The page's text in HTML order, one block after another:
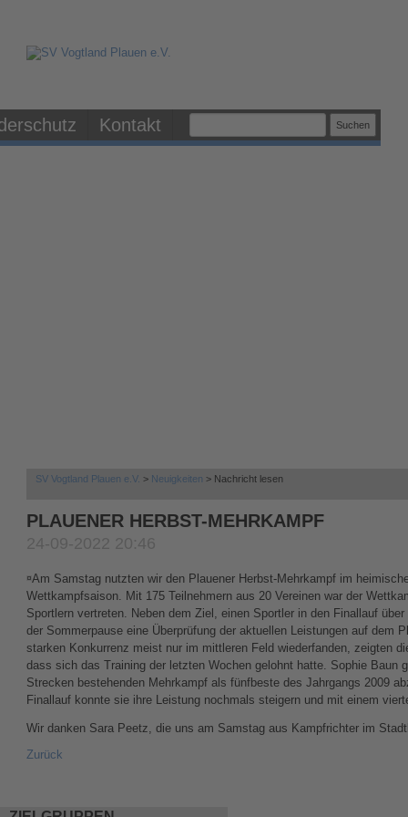
Kontakt
SV Vogtland Plauen e.V. Neuigkeiten Nachricht lesen
PLAUENER HERBST-MEHRKAMPF
24-09-2022 20:46
Am Samstag nutzten wir den Plauener Herbst-Mehrkampf im
Wettkampfsaison. Mit 175 Teilnehmern aus 20 Vereinen war der
Sportlern vertreten. Neben dem Ziel, einen Sportler in den Finallauf
der Sommerpause eine Überprüfung der aktuellen Leistungen auf dem
starken Konkurrenz meist nur im mittleren Feld wiederfanden, zeigten
dass sich das Training der letzten Wochen gelohnt hatte. Sophie Baun
Strecken bestehenden Mehrkampf als fünfbeste des Jahrgangs 2009
Finallauf konnte sie ihre Leistung nochmals steigern und mit einem
Wir danken Sara Peetz, die uns am Samstag aus Kampfrichter im
Zurück